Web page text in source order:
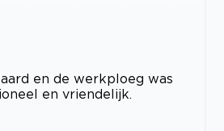
en de werkploeg was
en vriendelijk.